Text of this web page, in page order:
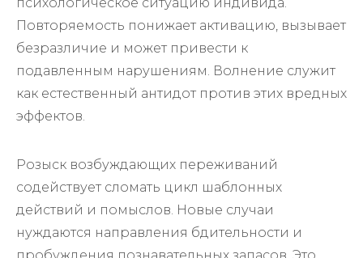
Повторяемость понижает активацию, вызывает
безразличие и может привести к
подавленным нарушениям. Волнение служит
как естественный антидот против этих вредных
эффектов.
Розыск возбуждающих переживаний
содействует сломать цикл шаблонных
действий и помыслов. Новые случаи
нуждаются направления бдительности и